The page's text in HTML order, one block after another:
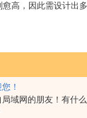
！
局域网的朋友！有什
高，因此需设计出